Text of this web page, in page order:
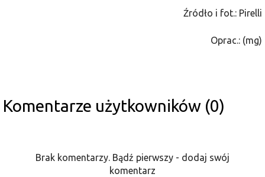
Źródło i fot.: Pirelli
Oprac.: (mg)
Komentarze użytkowników (0)
Brak komentarzy. Bądź pierwszy - dodaj swój
komentarz